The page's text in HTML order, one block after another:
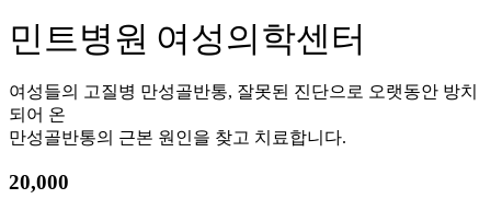
민트병원 여성의학센터
여성들의 고질병 만성골반통, 잘못된 진단으로 오랫동안 방치
되어 온
만성골반통의 근본 원인을 찾고 치료합니다.
20,000